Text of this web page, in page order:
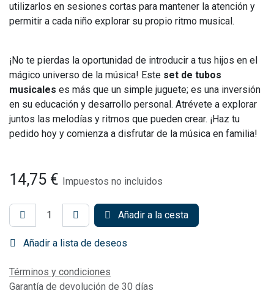
utilizarlos en sesiones cortas para mantener la atención y
permitir a cada niño explorar su propio ritmo musical.
¡No te pierdas la oportunidad de introducir a tus hijos en el
mágico universo de la música! Este set de tubos
musicales es más que un simple juguete; es una inversión
en su educación y desarrollo personal. Atrévete a explorar
juntos las melodías y ritmos que pueden crear. ¡Haz tu
pedido hoy y comienza a disfrutar de la música en familia!
14,75 € Impuestos no incluidos
Añadir a la cesta
Añadir a lista de deseos
Términos y condiciones
Garantía de devolución de 30 días